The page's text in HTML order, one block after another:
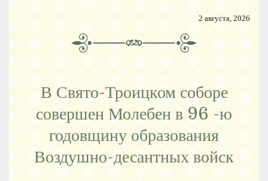
2 августа, 2026
В Свято-Троицком соборе
совершен Молебен в 96 -ю
годовщину образования
Воздушно-десантных войск